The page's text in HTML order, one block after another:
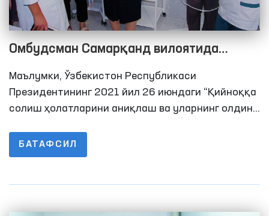
Омбудсман Самарқанд вилоятида
бўлиб, инсон ҳуқуқларининг
таъминланиш ҳолатларини ўрганди
Маълумки, Ўзбекистон Республикаси
Президентининг 2021 йил 26 июндаги “Қийноққа
солиш ҳолатларини аниқлаш ва уларнинг олдини
қўшимча чора-тадбирлар тўғрисида”ги
Қарорида Олий Мажлиснинг Инсон ҳуқуқлари
БАТАФСИЛ